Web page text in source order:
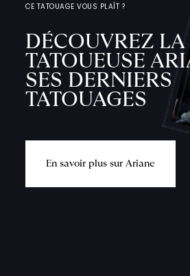
CE TATOUAGE VOUS PLAÎT ?
DÉCOUVREZ LA
TATOUEUSE
SES DERNIERS
TATOUAGES
En savoir plus sur Ariane